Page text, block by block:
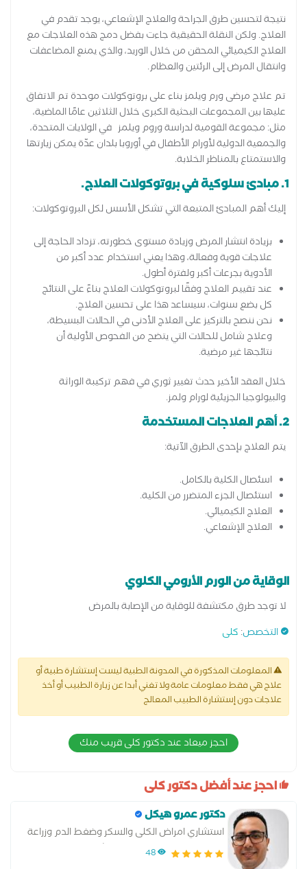
نتيجة لتحسين طرق الجراحة والعلاج الإشعاعي، يوجد تقدم في
العلاج. ولكن النقلة الحقيقية جاءت بفضل دمج هذه العلاجات مع
العلاج الكيميائي المحقن من خلال الوريد، والذي يمنع المضاعفات
وانتقال المرض إلى الرئتين والعظام.
تم علاج مرضى ورم ويلمز بناء على بروتوكولات موحدة تم الاتفاق
عليها بين المجموعات البحثية الكبرى خلال الثلاثين عامًا الماضية،
مثل: مجموعة القومية لدراسة وروم ويلمز في الولايات المتحدة،
والجمعية الدولية لأورام الأطفال في أوروبا بلدان عدّة يمكن زيارتها
والاستمتاع بالمناظر الخلابة.
1. مبادئ سلوكية في بروتوكولات العلاج.
إليك أهم المبادئ المتبعة التي تشكل الأسس لكل البروتوكولات:
بزيادة انتشار المرض وزيادة مستوى خطورته، تزداد الحاجة إلى
علاجات قوية وفعالة، وهذا يعني استخدام عدد أكبر من
الأدوية بجرعات أكبر ولفترة أطول.
عند تقييم العلاج وفقًا لبروتوكولات العلاج بناءً على النتائج
كل بضع سنوات، سيساعد هذا على تحسين العلاج.
نحن ننصح بالتركيز على العلاج الأدنى في الحالات البسيطة،
وعلاج شامل للحالات التي يتضح من الفحوص الأولية أن
نتائجها غير مرضية.
خلال العقد الأخير حدث تغيير ثوري في فهم تركيبة الوراثة
والبيولوجيا الجزيئية لورام ولمز.
2. أهم العلاجات المستخدمة
يتم العلاج بإحدى الطرق الآتية:
اسئصال الكلية بالكامل.
استئصال الجزء المتضرر من الكلية.
العلاج الكيميائي.
العلاج الإشعاعي.
الوقاية من الورم الأرومي الكلوي
لا توجد طرق مكتشفة للوقاية من الإصابة بالمرض
التخصص: كلى
المعلومات المذكورة في المدونة الطبية ليست إستشارة طبية أو
علاج هي فقط معلومات عامة ولا تغني أبدا عن زيارة الطبيب أو أخذ
علاجات دون إستشارة الطبيب المعالج
احجز ميعاد عند دكتور كلى قريب منك
احجز عند أفضل دكتور كلى
دكتور عمرو هيكل
استشاري امراض الكلى والسكر وضغط الدم وزراعة
الكلى كليه الطب جامعه عين شمس
48